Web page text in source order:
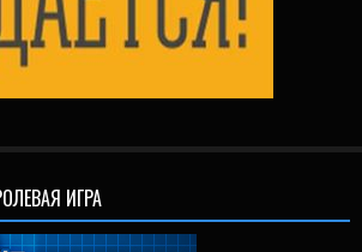
ИГРА